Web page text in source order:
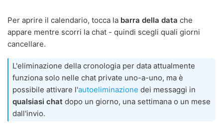
Per aprire il calendario, tocca la barra della data che
appare mentre scorri la chat - quindi scegli quali giorni
cancellare.
L'eliminazione della cronologia per data attualmente
funziona solo nelle chat private uno-a-uno, ma è
possibile attivare l'autoeliminazione dei messaggi in
qualsiasi chat dopo un giorno, una settimana o un mese
dall'invio.